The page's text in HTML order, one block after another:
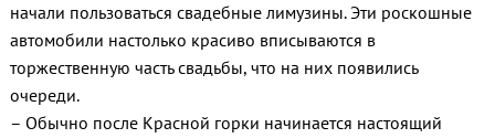
начали пользоваться свадебные лимузины. Эти роскошные
автомобили настолько красиво вписываются в
торжественную часть свадьбы, что на них появились
очереди.
– Обычно после Красной горки начинается настоящий